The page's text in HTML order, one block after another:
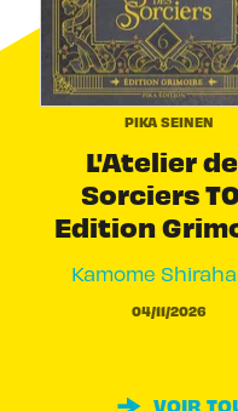
PIKA SEINEN
L'Atelier
Sorciers
Edition
Kamome
04/11/2026
VOIR